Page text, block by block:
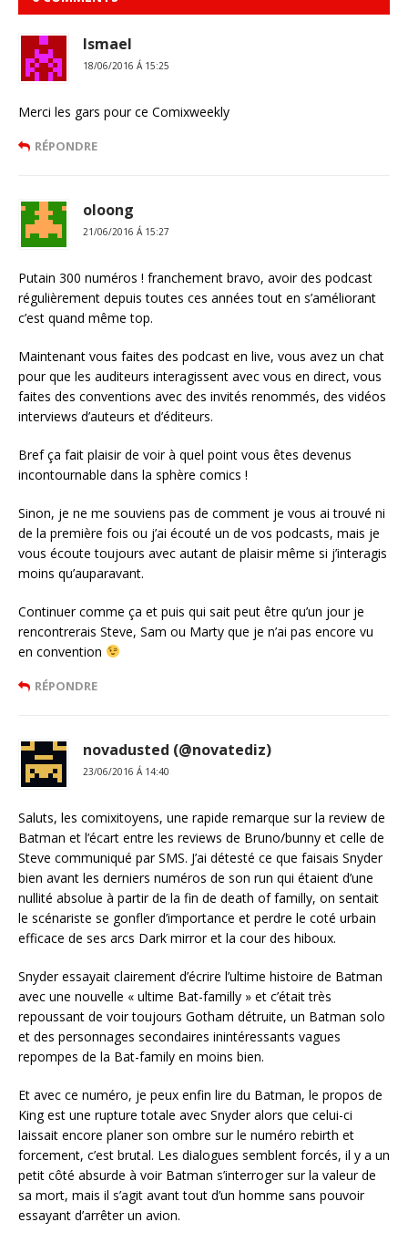
Ismael
18/06/2016 Á 15:25
Merci les gars pour ce Comixweekly
RÉPONDRE
oloong
21/06/2016 Á 15:27
Putain 300 numéros ! franchement bravo, avoir des podcast
régulièrement depuis toutes ces années tout en s’améliorant
c’est quand même top.
Maintenant vous faites des podcast en live, vous avez un chat
pour que les auditeurs interagissent avec vous en direct, vous
faites des conventions avec des invités renommés, des vidéos
interviews d’auteurs et d’éditeurs.
Bref ça fait plaisir de voir à quel point vous êtes devenus
incontournable dans la sphère comics !
Sinon, je ne me souviens pas de comment je vous ai trouvé ni
de la première fois ou j’ai écouté un de vos podcasts, mais je
vous écoute toujours avec autant de plaisir même si j’interagis
moins qu’auparavant.
Continuer comme ça et puis qui sait peut être qu’un jour je
rencontrerais Steve, Sam ou Marty que je n’ai pas encore vu
en convention
RÉPONDRE
novadusted (@novatediz)
23/06/2016 Á 14:40
Saluts, les comixitoyens, une rapide remarque sur la review de
Batman et l’écart entre les reviews de Bruno/bunny et celle de
Steve communiqué par SMS. J’ai détesté ce que faisais Snyder
bien avant les derniers numéros de son run qui étaient d’une
nullité absolue à partir de la fin de death of familly, on sentait
le scénariste se gonfler d’importance et perdre le coté urbain
efficace de ses arcs Dark mirror et la cour des hiboux.
Snyder essayait clairement d’écrire l’ultime histoire de Batman
avec une nouvelle « ultime Bat-familly » et c’était très
repoussant de voir toujours Gotham détruite, un Batman solo
et des personnages secondaires inintéressants vagues
repompes de la Bat-family en moins bien.
Et avec ce numéro, je peux enfin lire du Batman, le propos de
King est une rupture totale avec Snyder alors que celui-ci
laissait encore planer son ombre sur le numéro rebirth et
forcement, c’est brutal. Les dialogues semblent forcés, il y a un
petit côté absurde à voir Batman s’interroger sur la valeur de
sa mort, mais il s’agit avant tout d’un homme sans pouvoir
essayant d’arrêter un avion.